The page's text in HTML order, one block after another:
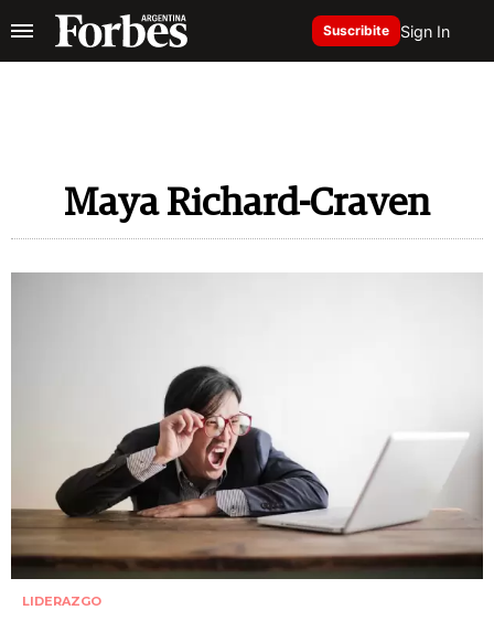
Suscribite Sign In
Maya Richard-Craven
LIDERAZGO